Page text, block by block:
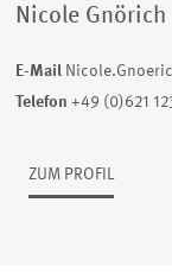
Nicole Gnörich
E-Mail
Telefon+49 (0)621
ZUM PROFIL